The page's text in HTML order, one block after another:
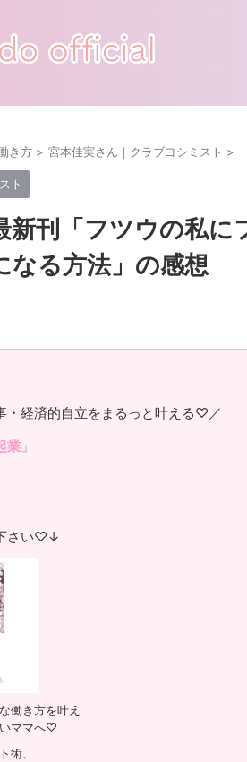
き方 > 宮本佳実さん｜クラブヨシミスト >
ト
新刊「フツウの私に
なる方法」の感想
・経済的自立をまるっと叶える♡／
」
さい♡↓
働き方を叶え
いママへ♡
術、